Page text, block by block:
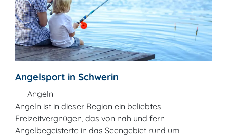
Angelsport in Schwerin
Angeln
Angeln ist in dieser Region ein beliebtes
Freizeitvergnügen, das von nah und fern
Angelbegeisterte in das Seengebiet rund um